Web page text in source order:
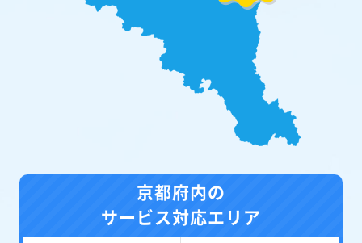
京都府内の
サービス対応エリア